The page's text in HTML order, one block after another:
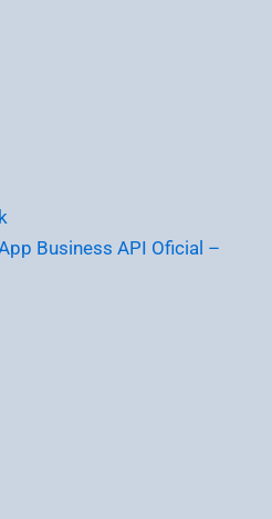
Business API Oficial –